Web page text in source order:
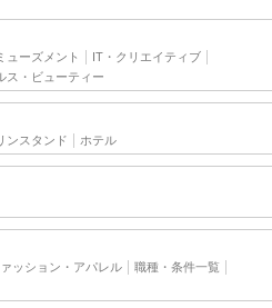
ューズメント
IT・クリエイティブ
ス・ビューティー
ンスタンド ホテル
ッション・アパレル 職種・条件一覧